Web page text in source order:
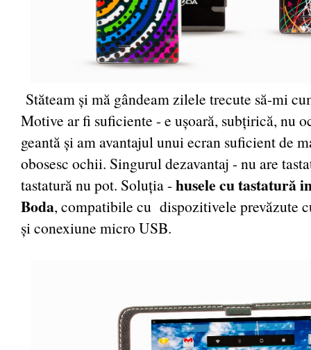
Stăteam și mă gândeam zilele trecute să-mi
Motive ar fi suficiente - e ușoară, subțirică, nu
geantă și am avantajul unui ecran suficient de
obosesc ochii. Singurul dezavantaj - nu are
tastatură nu pot. Soluția -husele cu tastatură
Boda, compatibile cu dispozitivele prevăzute
și conexiune micro USB.